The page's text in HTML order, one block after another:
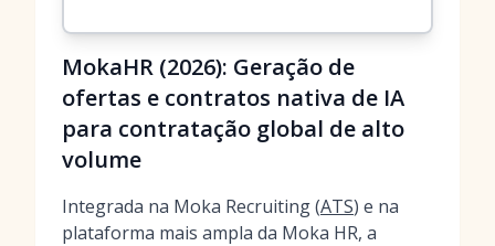
MokaHR (2026): Geração de
ofertas e contratos nativa de IA
para contratação global de alto
volume
Integrada na Moka Recruiting (ATS) e na
plataforma mais ampla da Moka HR, a